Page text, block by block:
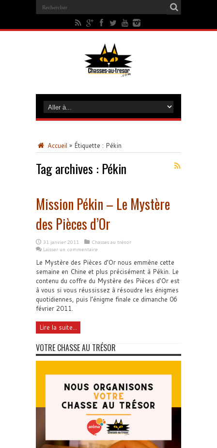
Accueil » Étiquette : Pékin
Tag archives : Pékin
Mission Pékin – Le Mystère
des Pièces d’Or
31 janvier 2011
Chasses au trésor
Laisser un commentaire
Le Mystère des Pièces d’Or nous emmène cette
semaine en Chine et plus précisément à Pékin. Le
contenu du coffre du Mystère des Pièces d’Or est
à vous si vous réussissez à résoudre les énigmes
quotidiennes, puis l’énigme finale ce dimanche 06
février 2011.
Lire la suite...
VOTRE CHASSE AU TRÉSOR